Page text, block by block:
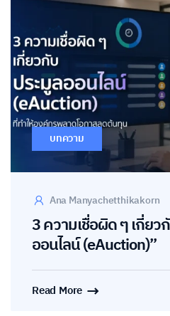
บทความ
Ana Manyachetthikakorn
3 ความเชื่อผิด ๆ เกี่ยว
ออนไลน์ (eAuction)”
Read More